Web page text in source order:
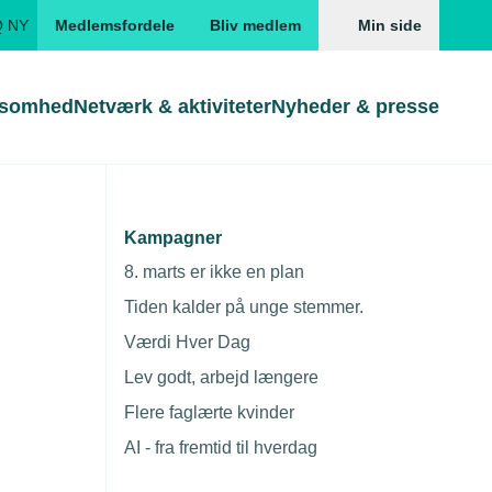
NY Medlemsfordele Bliv medlem Min side
Gå direkte til
Skabeloner og kontrakter
Beregn opsigelsesvarsel
Gå direkte til
Skabeloner
TEKNIQ app
Netværk & aktiviteterNyheder & presse
Kampagner
8. marts er ikke en plan
Tiden kalder på unge stemmer.
Værdi Hver Dag
Lev godt, arbejd længere
Flere faglærte kvinder
AI - fra fremtid til hverdag
i køen til